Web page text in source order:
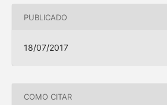
PUBLICADO
18/07/2017
COMO CITAR